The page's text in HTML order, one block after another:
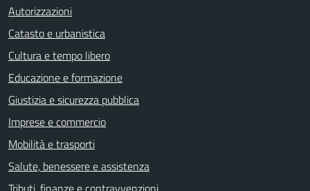
Autorizzazioni
Catasto e urbanistica
Cultura e tempo libero
Educazione e formazione
Giustizia e sicurezza pubblica
Imprese e commercio
Mobilità e trasporti
Salute, benessere e assistenza